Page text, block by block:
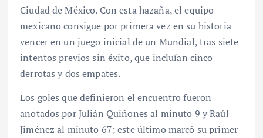
Ciudad de México. Con esta hazaña, el equipo
mexicano consigue por primera vez en su historia
vencer en un juego inicial de un Mundial, tras siete
intentos previos sin éxito, que incluían cinco
derrotas y dos empates.
Los goles que definieron el encuentro fueron
anotados por Julián Quiñones al minuto 9 y Raúl
Jiménez al minuto 67; este último marcó su primer